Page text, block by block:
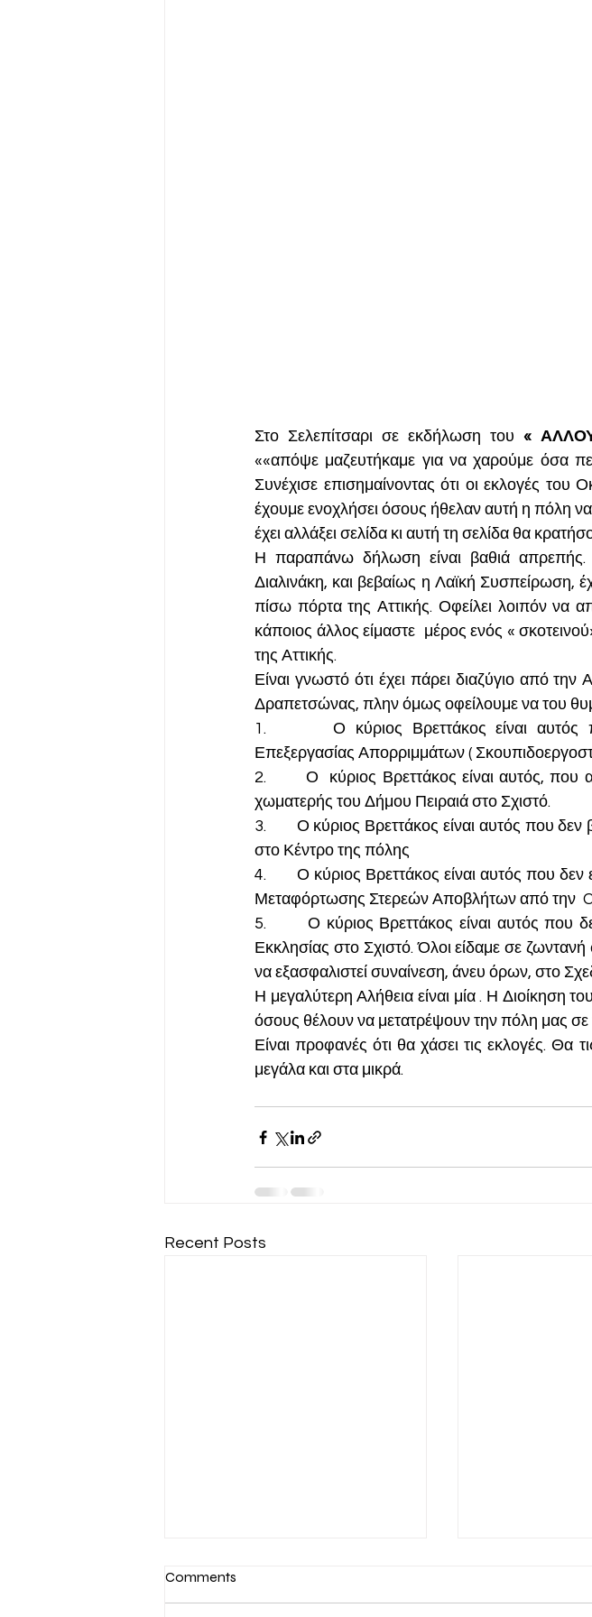
Στο Σελεπίτσαρι σε εκδήλωση του «
««απόψε μαζευτήκαμε για να χαρούμε όσα
Συνέχισε επισημαίνοντας ότι οι εκλογές του
έχουμε ενοχλήσει όσους ήθελαν αυτή η πόλη
έχει αλλάξει σελίδα κι αυτή τη σελίδα θα
Η παραπάνω δήλωση είναι βαθιά
Διαλινάκη, και βεβαίως η Λαϊκή Συσπείρωση,
πίσω πόρτα της Αττικής. Οφείλει λοιπόν να
κάποιος άλλος είμαστε  μέρος ενός «
της Αττικής.
Είναι γνωστό ότι έχει πάρει διαζύγιο από
Δραπετσώνας, πλην όμως οφείλουμε να του
1.       Ο κύριος Βρεττάκος είναι αυτός
Επεξεργασίας Απορριμμάτων (
2.       Ο  κύριος Βρεττάκος είναι αυτός, που
χωματερής του Δήμου Πειραιά στο Σχιστό.
3.       Ο κύριος Βρεττάκος είναι αυτός που
στο Κέντρο της πόλης
4.       Ο κύριος Βρεττάκος είναι αυτός που
Μεταφόρτωσης Στερεών Αποβλήτων από την
5.       Ο κύριος Βρεττάκος είναι αυτός που
Εκκλησίας στο Σχιστό. Όλοι είδαμε σε
να εξασφαλιστεί συναίνεση, άνευ όρων, στο
Η μεγαλύτερη Αλήθεια είναι μία . Η Διοίκηση
όσους θέλουν να μετατρέψουν την πόλη μας σε
Είναι προφανές ότι θα χάσει τις εκλογές. Θα
μεγάλα και στα μικρά.
Recent Posts
Comments